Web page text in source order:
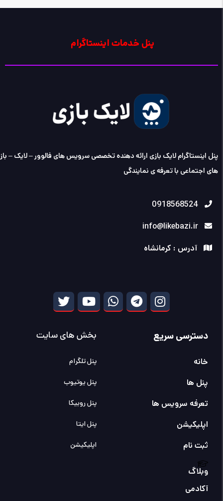
پنل خدمات اینستاگرام
پنل اینستاگرام لایک بازی ارائه دهنده تخصصی سرویس های فالوور – لایک –
های اجتماعی با تعرفه ی نمایندگی
0918568524
info@likebazi.ir
آدرس : کرمانشاه
دسترسی سریع
خانه
پنل ها
تعرفه سرویس ها
اپلیکیشن
ثبت نام
وبلاگ
آکادمی
بخش های سایت
پنل تلگرام
پنل یوتیوب
پنل روبیکا
پنل ایتا
اپلیکیشن